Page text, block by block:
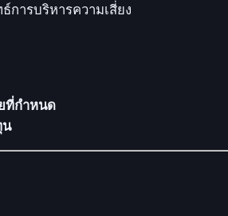
การบริหารความเสี่ยง
ที่กำหนด
น